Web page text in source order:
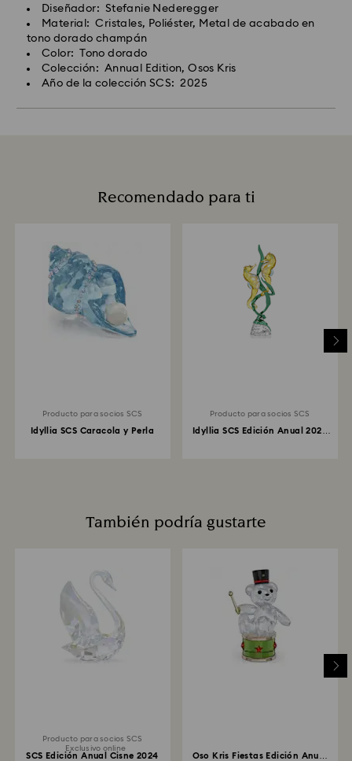
Diseñador: Stefanie Nederegger
Material: Cristales, Poliéster, Metal de acabado en
tono dorado champán
Color: Tono dorado
Colección: Annual Edition, Osos Kris
Año de la colección SCS: 2025
Recomendado para ti
Producto para socios SCS
Idyllia SCS Caracola y Perla
Producto para socios SCS
Idyllia SCS Edición Anual 2025
También podría gustarte
Producto para socios SCS
Exclusivo online
SCS Edición Anual Cisne 2024 Oso Kris Fiestas Edición Anual